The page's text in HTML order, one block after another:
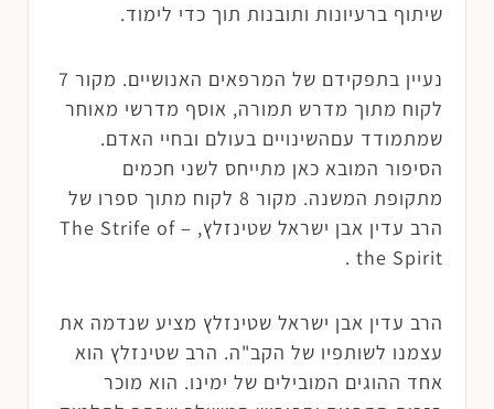
שיתוף ברעיונות ותובנות תוך כדי לימוד.
נעיין בתפקידם של המרפאים האנושיים. מקור 7
לקוח מתוך מדרש תמורה, אוסף מדרשי מאוחר
שמתמודד עםהשינויים בעולם ובחיי האדם.
הסיפור המובא כאן מתייחס לשני חכמים
מתקופת המשנה. מקור 8 לקוח מתוך ספרו של
הרב עדין אבן ישראל שטינזלץ, – The Strife of
the Spirit .
הרב עדין אבן ישראל שטינזלץ מציע שנדמה את
עצמנו לשותפיו של הקב"ה. הרב שטינזלץ הוא
אחד ההוגים המובילים של ימינו. הוא מוכר